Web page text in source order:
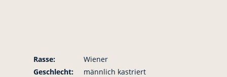
Rasse:
Wiener
Geschlecht:
männlich kastriert